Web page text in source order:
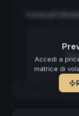
Accedi a
matrice di
Forecast